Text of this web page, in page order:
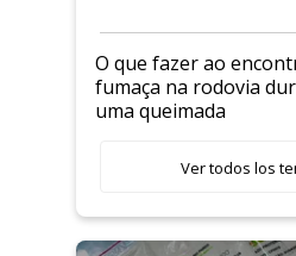
O que fazer ao
fumaça na rodovia
uma queimada
Ver todos los